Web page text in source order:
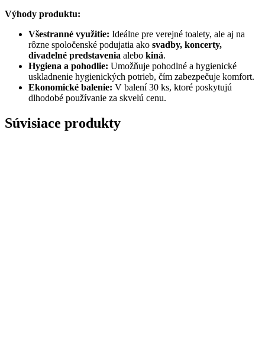
Výhody produktu:
Všestranné využitie: Ideálne pre verejné toalety, ale aj na
rôzne spoločenské podujatia ako svadby, koncerty,
divadelné predstavenia alebo kiná.
Hygiena a pohodlie: Umožňuje pohodlné a hygienické
uskladnenie hygienických potrieb, čím zabezpečuje komfort.
Ekonomické balenie: V balení 30 ks, ktoré poskytujú
dlhodobé používanie za skvelú cenu.
Súvisiace produkty